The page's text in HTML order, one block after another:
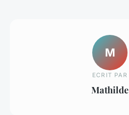
M
ECRIT PAR
Mathilde